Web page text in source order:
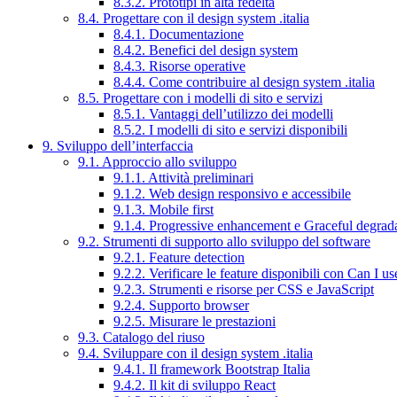
8.4. Progettare con il design system .italia
8.4.1. Documentazione
8.4.2. Benefici del design system
8.4.3. Risorse operative
8.4.4. Come contribuire al design system .italia
8.5. Progettare con i modelli di sito e servizi
8.5.1. Vantaggi dell’utilizzo dei modelli
8.5.2. I modelli di sito e servizi disponibili
9. Sviluppo dell’interfaccia
9.1. Approccio allo sviluppo
9.1.1. Attività preliminari
9.1.2. Web design responsivo e accessibile
9.1.3. Mobile first
9.1.4. Progressive enhancement e Graceful
9.2. Strumenti di supporto allo sviluppo del software
9.2.1. Feature detection
9.2.2. Verificare le feature disponibili con Can I
9.2.3. Strumenti e risorse per CSS e JavaScript
9.2.4. Supporto browser
9.2.5. Misurare le prestazioni
9.3. Catalogo del riuso
9.4. Sviluppare con il design system .italia
9.4.1. Il framework Bootstrap Italia
9.4.2. Il kit di sviluppo React